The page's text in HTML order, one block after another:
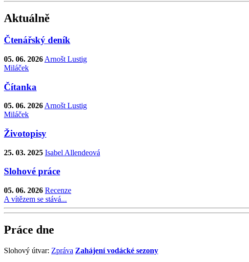
Aktuálně
Čtenářský deník
05. 06. 2026 Arnošt Lustig
Miláček
Čítanka
05. 06. 2026 Arnošt Lustig
Miláček
Životopisy
25. 03. 2025 Isabel Allendeová
Slohové práce
05. 06. 2026 Recenze
A vítězem se stává...
Práce dne
Slohový útvar: Zpráva Zahájení vodácké sezony